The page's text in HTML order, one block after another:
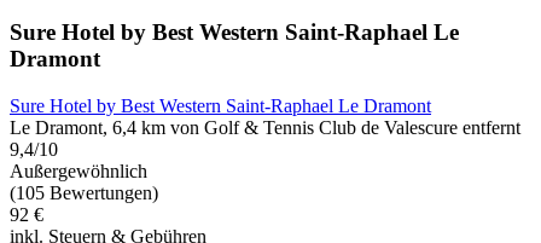
Sure Hotel by Best Western Saint-Raphael Le
Dramont
Sure Hotel by Best Western Saint-Raphael Le Dramont
Le Dramont, 6,4 km von Golf & Tennis Club de Valescure entfernt
9,4/10
Außergewöhnlich
(105 Bewertungen)
92 €
inkl. Steuern & Gebühren